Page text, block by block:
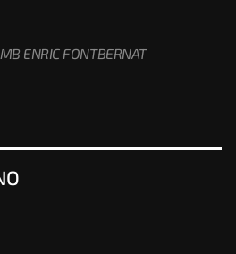
ENRIC FONTBERNAT